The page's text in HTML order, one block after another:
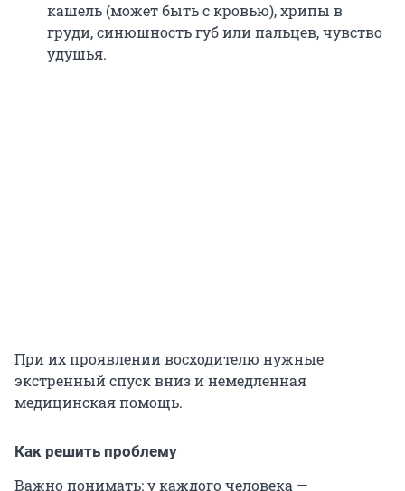
кашель (может быть с кровью), хрипы в
груди, синюшность губ или пальцев, чувство
удушья.
При их проявлении восходителю нужные
экстренный спуск вниз и немедленная
медицинская помощь.
Как решить проблему
Важно понимать: у каждого человека —